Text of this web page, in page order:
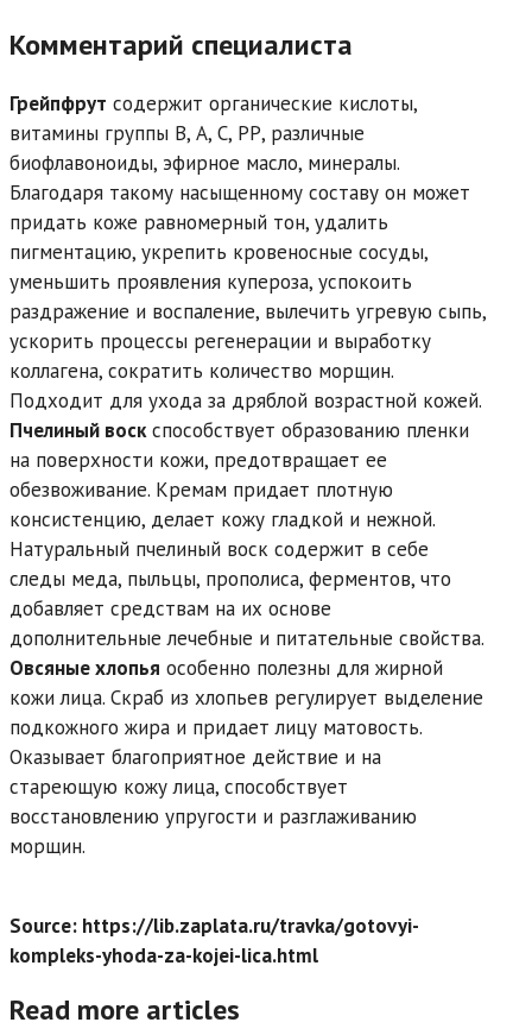
Комментарий специалиста
Грейпфрут содержит органические кислоты,
витамины группы В, А, С, РР, различные
биофлавоноиды, эфирное масло, минералы.
Благодаря такому насыщенному составу он может
придать коже равномерный тон, удалить
пигментацию, укрепить кровеносные сосуды,
уменьшить проявления купероза, успокоить
раздражение и воспаление, вылечить угревую сыпь,
ускорить процессы регенерации и выработку
коллагена, сократить количество морщин.
Подходит для ухода за дряблой возрастной кожей.
Пчелиный воскспособствует образованию пленки
на поверхности кожи, предотвращает ее
обезвоживание. Кремам придает плотную
консистенцию, делает кожу гладкой и нежной.
Натуральный пчелиный воск содержит в себе
следы меда, пыльцы, прополиса, ферментов, что
добавляет средствам на их основе
дополнительные лечебные и питательные свойства.
Овсяные хлопья особенно полезны для жирной
кожи лица. Скраб из хлопьев регулирует выделение
подкожного жира и придает лицу матовость.
Оказывает благоприятное действие и на
стареющую кожу лица, способствует
восстановлению упругости и разглаживанию
морщин.
Source: https://lib.zaplata.ru/travka/gotovyi-
kompleks-yhoda-za-kojei-lica.html
Read more articles